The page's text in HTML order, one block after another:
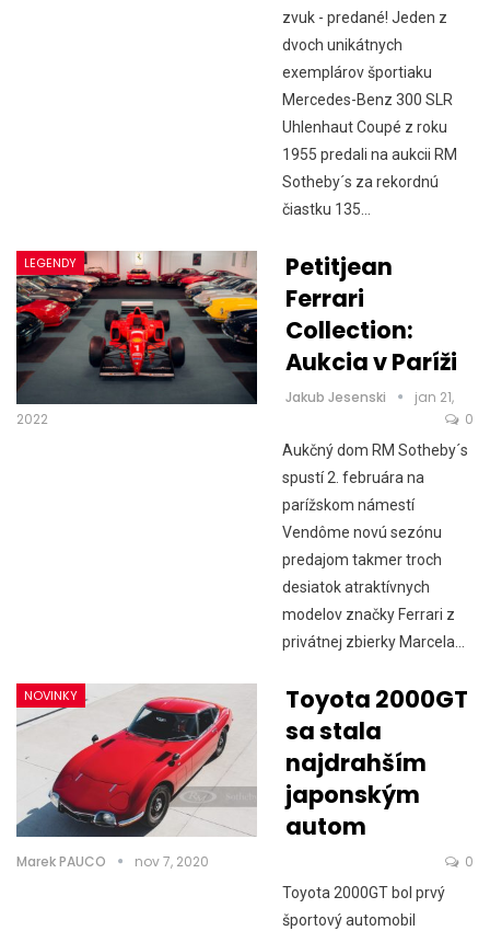
zvuk - predané! Jeden z
dvoch unikátnych
exemplárov športiaku
Mercedes-Benz 300 SLR
Uhlenhaut Coupé z roku
1955 predali na aukcii RM
Sotheby´s za rekordnú
čiastku 135…
LEGENDY
Petitjean
Ferrari
Collection:
Aukcia v Paríži
Jakub Jesenski
jan 21,
2022
0
Aukčný dom RM Sotheby´s
spustí 2. februára na
parížskom námestí
Vendôme novú sezónu
predajom takmer troch
desiatok atraktívnych
modelov značky Ferrari z
privátnej zbierky Marcela…
NOVINKY
Toyota 2000GT
sa stala
najdrahším
japonským
autom
Marek PAUCO nov 7, 2020 0
Toyota 2000GT bol prvý
športový automobil